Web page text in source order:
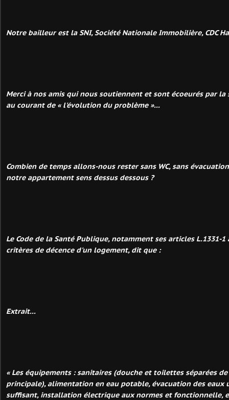
Notre bailleur est la SNI, Société Nationale Immobilière, CDC
Merci à nos amis qui nous soutiennent et sont écoeurés par
au courant de « l'évolution du problème »...
Combien de temps allons-nous rester sans WC, sans
notre appartement sens dessus dessous ?
Le Code de la Santé Publique, notamment ses articles L.1331-
critères de décence d'un logement, dit que :
Extrait...
« Les équipements : sanitaires (douche et toilettes séparées
principale), alimentation en eau potable, évacuation des eaux
suffisant, installation électrique aux normes et fonctionnelle,